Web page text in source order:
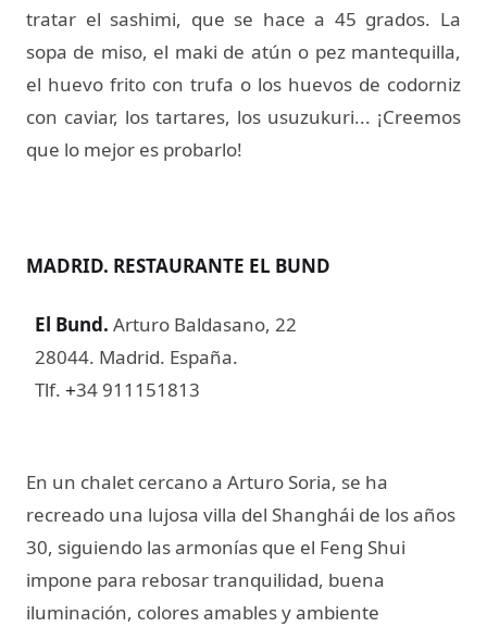
tratar el sashimi, que se hace a 45 grados. La
sopa de miso, el maki de atún o pez mantequilla,
el huevo frito con trufa o los huevos de codorniz
con caviar, los tartares, los usuzukuri... ¡Creemos
que lo mejor es probarlo!
MADRID. RESTAURANTE EL BUND
El Bund. Arturo Baldasano, 22
28044. Madrid. España.
Tlf. +34 911151813
En un chalet cercano a Arturo Soria, se ha
recreado una lujosa villa del Shanghái de los años
30, siguiendo las armonías que el Feng Shui
impone para rebosar tranquilidad, buena
iluminación, colores amables y ambiente